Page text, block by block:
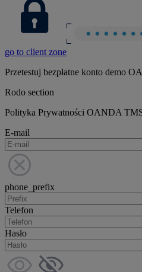
go to client zone
Przetestuj bezpłatne konto demo
Rodo section
Polityka Prywatności OANDA
E-mail
phone_prefix
Telefon
Hasło